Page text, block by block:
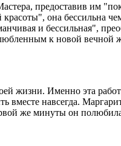
предоставив им
она бессильна
и бессильная",
к новой вечной
жизни. Именно эта
навсегда.
же минуты он